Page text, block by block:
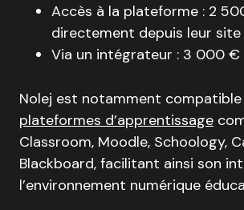
Accès à la plateforme : 2
directement depuis leur site
Via un intégrateur : 3 000 €
Nolej est notamment compatible
plateformes d’apprentissage
Classroom, Moodle, Schoology,
Blackboard, facilitant ainsi son
l’environnement numérique